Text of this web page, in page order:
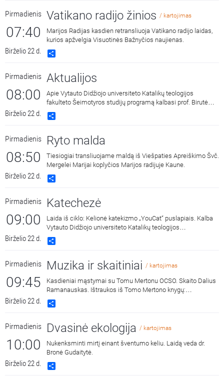
Pirmadienis
07:40
Birželio 22 d.
Vatikano radijo žinios / kartojimas
Marijos Radijas kasdien retransliuoja Vatikano radijo laidas,
kurios apžvelgia Visuotinės Bažnyčios naujienas.
Pirmadienis
08:00
Birželio 22 d.
Aktualijos
Apie Vytauto Didžiojo universiteto Katalikų teologijos
fakulteto Šeimotyros studijų programą kalbasi prof. Birutė
Obelenienė ir studentai. Laidą veda Mindaugas Advilonis.
Pirmadienis
08:50
Birželio 22 d.
Ryto malda
Tiesiogiai transliuojame maldą iš Viešpaties Apreiškimo Švč.
Mergelei Marijai koplyčios Marijos radijuje Kaune.
Pirmadienis
09:00
Birželio 22 d.
Katechezė
Laida iš ciklo: Kelionė katekizmo „YouCat“ puslapiais. Kalba
Vytauto Didžiojo universiteto Katalikų teologijos
fakulteto dėstytojas, prof. Artūras Lukaševičius.
Pirmadienis
09:45
Birželio 22 d.
Muzika ir skaitiniai / kartojimas
Kasdieniai mąstymai su Tomu Mertonu OCSO. Skaito Dalius
Ramanauskas. Ištraukos iš Tomo Mertono knygų:
„Septynaukštis kalnas“, išleido „Katalikų pasaulio leidiniai“,
2011 m. ir „Jonos ženklas“, išleido „Katalikų pasaulio leidiniai“,
Pirmadienis
10:00
Birželio 22 d.
Dvasinė ekologija / kartojimas
Nukenksminti mirtį einant šventumo keliu. Laidą veda dr.
Bronė Gudaitytė.